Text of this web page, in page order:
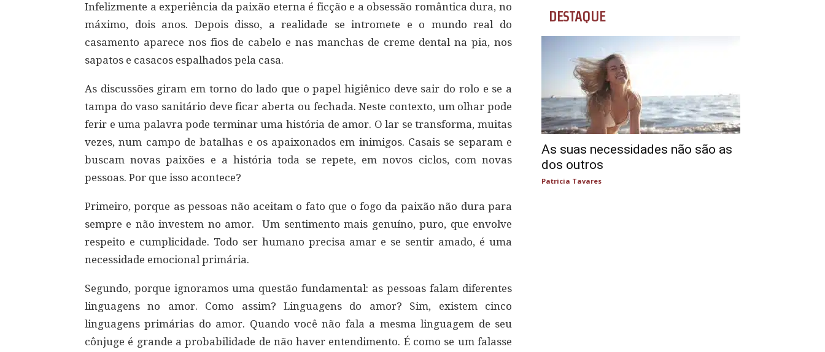
Infelizmente a experiência da paixão eterna é ficção e a obsessão romântica dura, no
máximo, dois anos. Depois disso, a realidade se intromete e o mundo real do
casamento aparece nos fios de cabelo e nas manchas de creme dental na pia, nos
sapatos e casacos espalhados pela casa.
As discussões giram em torno do lado que o papel higiênico deve sair do rolo e se a
tampa do vaso sanitário deve ficar aberta ou fechada. Neste contexto, um olhar pode
ferir e uma palavra pode terminar uma história de amor. O lar se transforma, muitas
vezes, num campo de batalhas e os apaixonados em inimigos. Casais se separam e
buscam novas paixões e a história toda se repete, em novos ciclos, com novas
pessoas. Por que isso acontece?
Primeiro, porque as pessoas não aceitam o fato que o fogo da paixão não dura para
sempre e não investem no amor. Um sentimento mais genuíno, puro, que envolve
respeito e cumplicidade. Todo ser humano precisa amar e se sentir amado, é uma
necessidade emocional primária.
Segundo, porque ignoramos uma questão fundamental: as pessoas falam diferentes
linguagens no amor. Como assim? Linguagens do amor? Sim, existem cinco
linguagens primárias do amor. Quando você não fala a mesma linguagem de seu
cônjuge é grande a probabilidade de não haver entendimento. É como se um falasse
DESTAQUE
As suas necessidades não são as
dos outros
Patricia Tavares